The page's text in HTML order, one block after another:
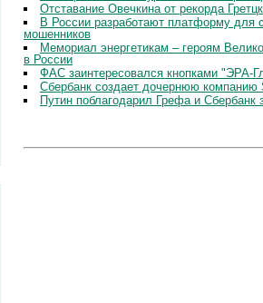
Отставание Овечкина от рекорда
В России разработают платформу для
мошенников
Мемориал энергетикам – героям
в России
ФАС заинтересовался кнопками "ЭРА-
Сбербанк создает дочернюю компанию
Путин поблагодарил Грефа и Сбербанк